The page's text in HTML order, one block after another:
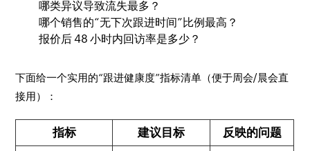
哪类异议导致流失最多？
哪个销售的“无下次跟进时间”比例最高？
报价后 48 小时内回访率是多少？
下面给一个实用的“跟进健康度”指标清单（便于周会/晨会直
接用）：
指标 建议目标
反映的问题